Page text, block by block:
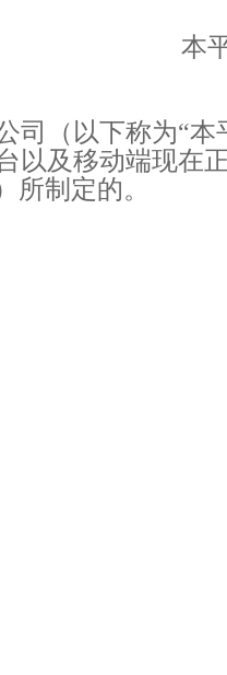
本
司（以下称为“
以及移动端现在
所制定的。